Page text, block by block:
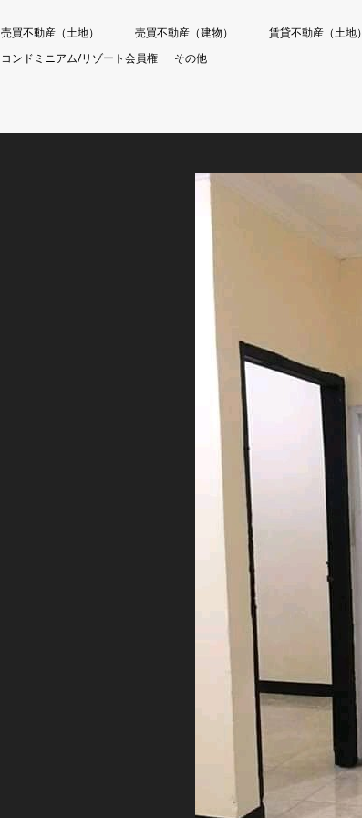
売買不動産（土地） 売買不動産（建物）
賃貸不動産（土地）
コンドミニアム/リゾート会員権 その他